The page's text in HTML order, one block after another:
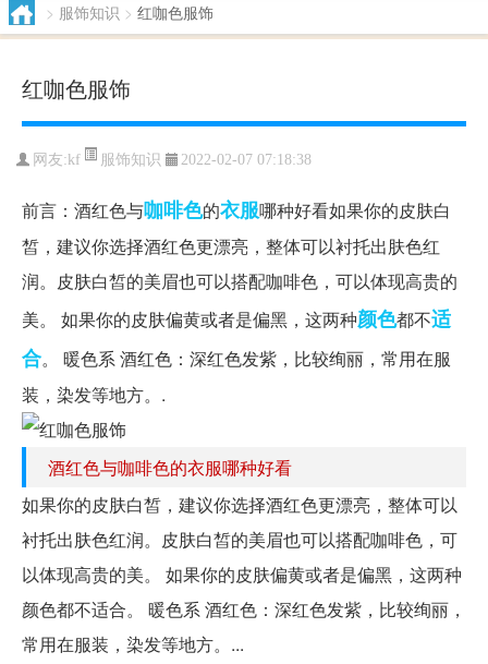
> 服饰知识 > 红咖色服饰
红咖色服饰
网友: kf 服饰知识 2022-02-07 07:18:38
前言：酒红色与咖啡色的衣服哪种好看如果你的皮肤白
皙，建议你选择酒红色更漂亮，整体可以衬托出肤色红
润。皮肤白皙的美眉也可以搭配咖啡色，可以体现高贵的
美。 如果你的皮肤偏黄或者是偏黑，这两种颜色都不适
合。 暖色系 酒红色：深红色发紫，比较绚丽，常用在服
装，染发等地方。.
酒红色与咖啡色的衣服哪种好看
如果你的皮肤白皙，建议你选择酒红色更漂亮，整体可以
衬托出肤色红润。皮肤白皙的美眉也可以搭配咖啡色，可
以体现高贵的美。 如果你的皮肤偏黄或者是偏黑，这两种
颜色都不适合。 暖色系 酒红色：深红色发紫，比较绚丽，
常用在服装，染发等地方。...